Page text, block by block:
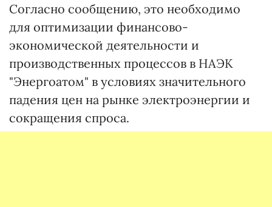
Согласно сообщению, это необходимо
для оптимизации финансово-
экономической деятельности и
производственных процессов в НАЭК
"Энергоатом" в условиях значительного
падения цен на рынке электроэнергии и
сокращения спроса.